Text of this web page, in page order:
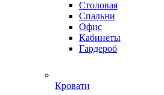
Столовая
Спальни
Офис
Кабинеты
Гардероб
Кровати